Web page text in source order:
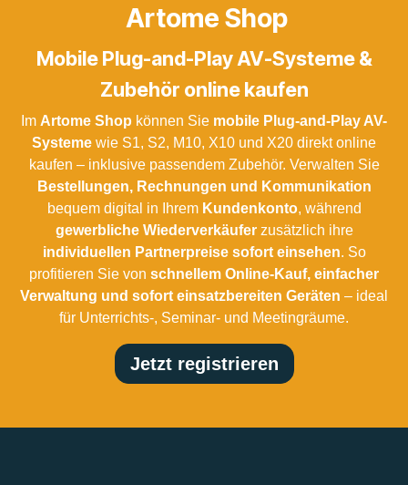
Artome Shop
Mobile Plug-and-Play AV-Systeme &
Zubehör online kaufen
Im Artome Shop können Sie mobile Plug-and-Play AV-
Systeme wie S1, S2, M10, X10 und X20 direkt online
kaufen – inklusive passendem Zubehör. Verwalten Sie
Bestellungen, Rechnungen und Kommunikation
bequem digital in Ihrem Kundenkonto, während
gewerbliche Wiederverkäuferzusätzlich ihre
individuellen Partnerpreise sofort einsehen. So
profitieren Sie von schnellem Online-Kauf, einfacher
Verwaltung und sofort einsatzbereiten Geräten – ideal
für Unterrichts-, Seminar- und Meetingräume.
Jetzt registrieren